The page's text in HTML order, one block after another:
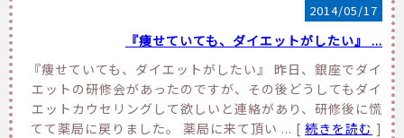
2014/05/17
『痩せていても、ダイエットがしたい』 ...
『痩せていても、ダイエットがしたい』 昨日、銀座でダイ
エットの研修会があったのですが、その後どうしてもダイ
エットカウセリングして欲しいと連絡があり、研修後に慌
てて薬局に戻りました。 薬局に来て頂い ... [ 続きを読む ]